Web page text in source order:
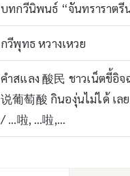
บทกวีนิพนธ์ “จันทราราตรี
กวีพุทธ หวางเหวย
คำสแลง 酸民 ชาวเน็ตขี้อิ
说葡萄酸 กินองุ่นไม่ได้ เล
/ …啦, …啦,…